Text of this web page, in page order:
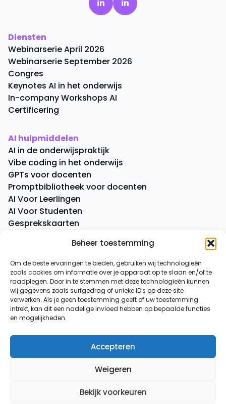
Beheer toestemming
Om de beste ervaringen te bieden, gebruiken wij technologieën
zoals cookies om informatie over je apparaat op te slaan en/of te
raadplegen. Door in te stemmen met deze technologieën kunnen
wij gegevens zoals surfgedrag of unieke ID's op deze site
verwerken. Als je geen toestemming geeft of uw toestemming
intrekt, kan dit een nadelige invloed hebben op bepaalde functies
en mogelijkheden.
Accepteren
Weigeren
Bekijk voorkeuren
Diensten
Webinarserie April 2026
Webinarserie September 2026
Congres
Keynotes AI in het onderwijs
In-company Workshops AI
Certificering
AI hulpmiddelen
AI in de onderwijspraktijk
Vibe coding in het onderwijs
GPTs voor docenten
Promptbibliotheek voor docenten
AI Voor Leerlingen
AI Voor Studenten
Gesprekskaarten
Overige
AI-spiekbriefje
AI-tussenuurtje
Over ons
Contact
AI voor Docenten
Powered byEnvolutions